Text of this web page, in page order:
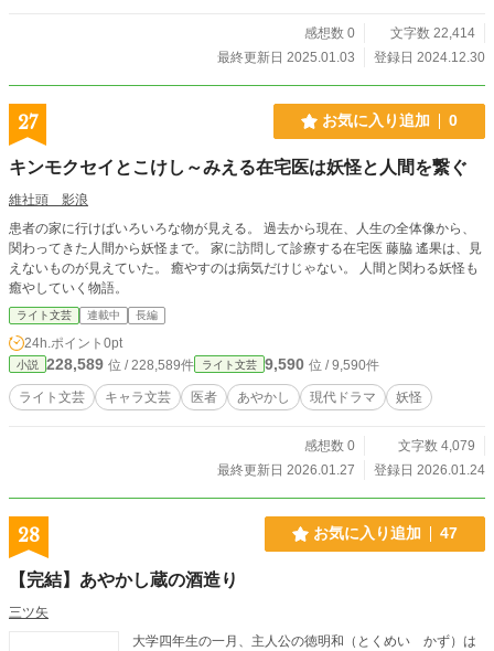
屋が卸さない。ちゃっかり聞いていた女神は早速縁結びを企み始める。 時給ア
ップをちらつかせられた白犬と白狐、白蛇は彼を躊躇させる原因を取り除けとい
感想数 0
文字数 22,414
最終更新日 2025.01.03
登録日 2024.12.30
27 お気に入り追加 0
キンモクセイとこけし～みえる在宅医は妖怪と人間を繋ぐ
維社頭 影浪
患者の家に行けばいろいろな物が見える。 過去から現在、人生の全体像から、
関わってきた人間から妖怪まで。 家に訪問して診療する在宅医 藤脇 遙果は、見
えないものが見えていた。 癒やすのは病気だけじゃない。 人間と関わる妖怪も
癒やしていく物語。
ライト文芸 連載中 長編
24h.ポイント 0pt
小説 228,589 位 / 228,589件 ライト文芸 9,590 位 / 9,590件
ライト文芸 キャラ文芸 医者 あやかし 現代ドラマ 妖怪
感想数 0
文字数 4,079
最終更新日 2026.01.27
登録日 2026.01.24
28 お気に入り追加 47
【完結】あやかし蔵の酒造り
三ツ矢
大学四年生の一月、主人公の徳明和（とくめい かず）は